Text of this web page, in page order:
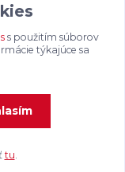
s použitím súborov
týkajúce sa
tu